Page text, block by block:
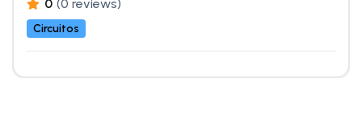
0 (0 reviews)
Circuitos